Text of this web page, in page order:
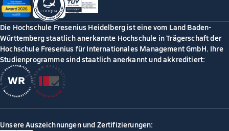
Die Hochschule Fresenius Heidelberg ist eine vom Land Baden-
Württemberg staatlich anerkannte Hochschule in Trägerschaft der
Hochschule Fresenius für Internationales Management GmbH. Ihre
Studienprogramme sind staatlich anerkannt und akkreditiert:
Unsere Auszeichnungen und Zertifizierungen: